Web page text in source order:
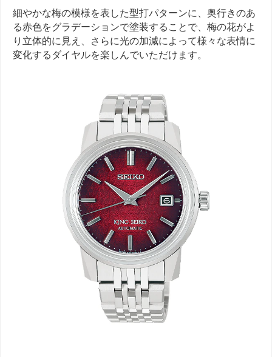
細やかな梅の模様を表した型打パターンに、奥行きのあ
る赤色をグラデーションで塗装することで、梅の花がよ
り立体的に見え、さらに光の加減によって様々な表情に
変化するダイヤルを楽しんでいただけます。